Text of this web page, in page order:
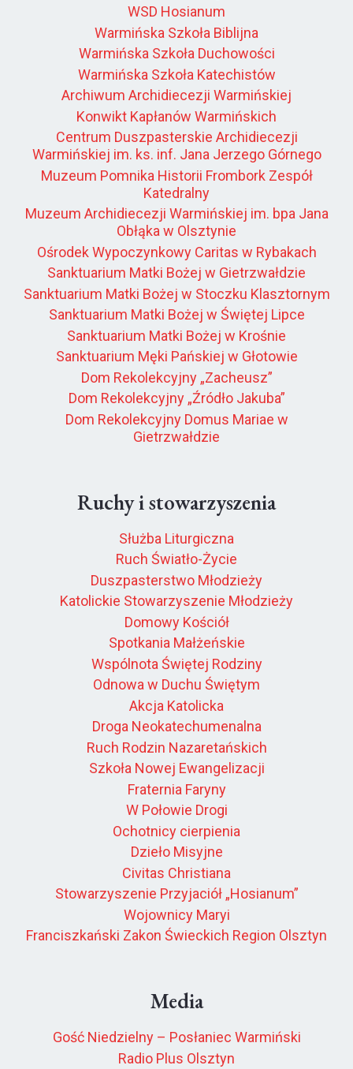
WSD Hosianum
Warmińska Szkoła Biblijna
Warmińska Szkoła Duchowości
Warmińska Szkoła Katechistów
Archiwum Archidiecezji Warmińskiej
Konwikt Kapłanów Warmińskich
Centrum Duszpasterskie Archidiecezji
Warmińskiej im. ks. inf. Jana Jerzego Górnego
Muzeum Pomnika Historii Frombork Zespół
Katedralny
Muzeum Archidiecezji Warmińskiej im. bpa Jana
Obłąka w Olsztynie
Ośrodek Wypoczynkowy Caritas w Rybakach
Sanktuarium Matki Bożej w Gietrzwałdzie
Sanktuarium Matki Bożej w Stoczku Klasztornym
Sanktuarium Matki Bożej w Świętej Lipce
Sanktuarium Matki Bożej w Krośnie
Sanktuarium Męki Pańskiej w Głotowie
Dom Rekolekcyjny „Zacheusz”
Dom Rekolekcyjny „Źródło Jakuba”
Dom Rekolekcyjny Domus Mariae w
Gietrzwałdzie
Ruchy i stowarzyszenia
Służba Liturgiczna
Ruch Światło-Życie
Duszpasterstwo Młodzieży
Katolickie Stowarzyszenie Młodzieży
Domowy Kościół
Spotkania Małżeńskie
Wspólnota Świętej Rodziny
Odnowa w Duchu Świętym
Akcja Katolicka
Droga Neokatechumenalna
Ruch Rodzin Nazaretańskich
Szkoła Nowej Ewangelizacji
Fraternia Faryny
W Połowie Drogi
Ochotnicy cierpienia
Dzieło Misyjne
Civitas Christiana
Stowarzyszenie Przyjaciół „Hosianum”
Wojownicy Maryi
Franciszkański Zakon Świeckich Region Olsztyn
Media
Gość Niedzielny – Posłaniec Warmiński
Radio Plus Olsztyn